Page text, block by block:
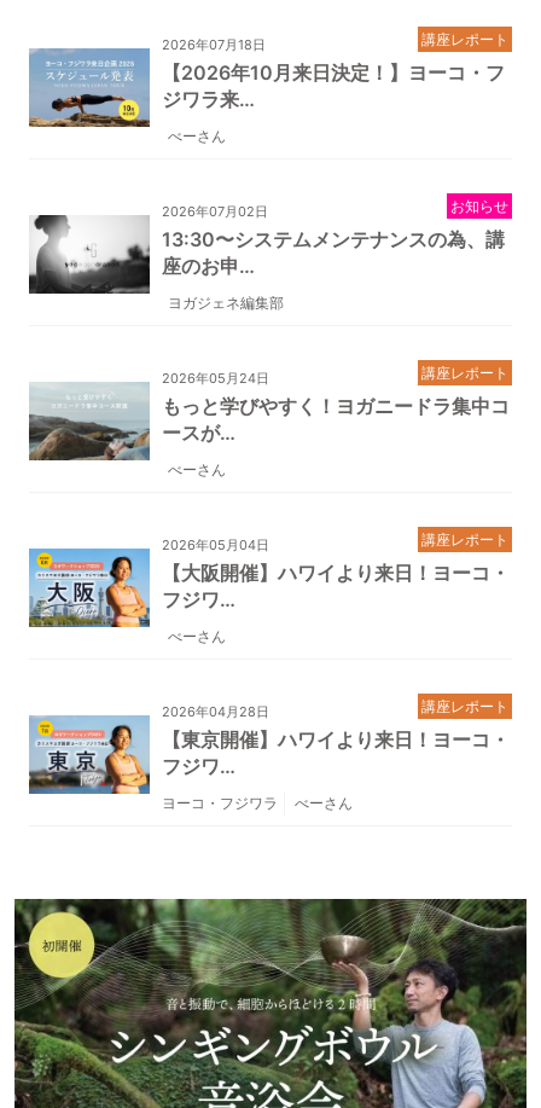
2026年07月18日
【2026年10月来日決定！】ヨーコ・フ
ジワラ来…
べーさん
講座レポート
2026年07月02日
13:30〜システムメンテナンスの為、講
座のお申…
ヨガジェネ編集部
お知らせ
2026年05月24日
もっと学びやすく！ヨガニードラ集中コ
ースが…
べーさん
講座レポート
2026年05月04日
【大阪開催】ハワイより来日！ヨーコ・
フジワ…
べーさん
講座レポート
2026年04月28日
【東京開催】ハワイより来日！ヨーコ・
フジワ…
ヨーコ・フジワラ べーさん
講座レポート